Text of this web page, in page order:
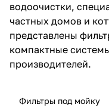
водоочистки,
частных домов и
представлены
компактные
производителей.
Фильтры под мойку